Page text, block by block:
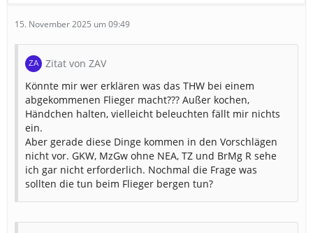
15. November 2025 um 09:49
Zitat von ZAV
Könnte mir wer erklären was das THW bei einem
abgekommenen Flieger macht??? Außer kochen,
Händchen halten, vielleicht beleuchten fällt mir nichts
ein.
Aber gerade diese Dinge kommen in den Vorschlägen
nicht vor. GKW, MzGw ohne NEA, TZ und BrMg R sehe
ich gar nicht erforderlich. Nochmal die Frage was
sollten die tun beim Flieger bergen tun?